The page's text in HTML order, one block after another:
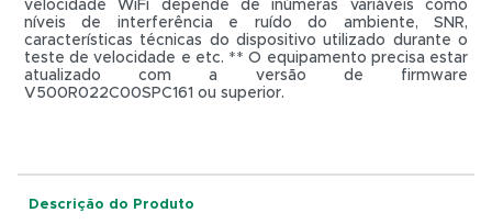
R$ 0,01
velocidade WiFi depende de inúmeras variáveis como
níveis de interferência e ruído do ambiente, SNR,
características técnicas do dispositivo utilizado durante o
teste de velocidade e etc. ** O equipamento precisa estar
atualizado com a versão de firmware
V500R022C00SPC161 ou superior.
Descrição do Produto